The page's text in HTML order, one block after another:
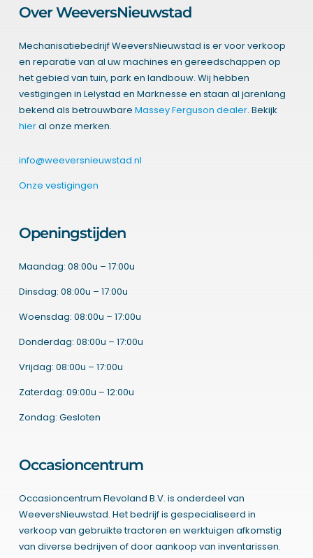
Over WeeversNieuwstad
Mechanisatiebedrijf WeeversNieuwstad is er voor verkoop
en reparatie van al uw machines en gereedschappen op
het gebied van tuin, park en landbouw. Wij hebben
vestigingen in Lelystad en Marknesse en staan al jarenlang
bekend als betrouwbare Massey Ferguson dealer. Bekijk
hieral onze merken.
info@weeversnieuwstad.nl
Onze vestigingen
Openingstijden
Maandag: 08:00u – 17:00u
Dinsdag: 08:00u – 17:00u
Woensdag: 08:00u – 17:00u
Donderdag: 08:00u – 17:00u
Vrijdag: 08:00u – 17:00u
Zaterdag: 09:00u – 12:00u
Zondag: Gesloten
Occasioncentrum
Occasioncentrum Flevoland B.V. is onderdeel van
WeeversNieuwstad. Het bedrijf is gespecialiseerd in
verkoop van gebruikte tractoren en werktuigen afkomstig
van diverse bedrijven of door aankoop van inventarissen.